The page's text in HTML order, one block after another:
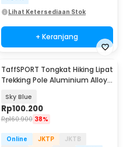
Lihat Ketersediaan Stok
+ Keranjang
TaffSPORT Tongkat Hiking Lipat
Trekking Pole Aluminium Alloy
Sky Blue
Rp100.200
Rp160.900 38%
Online JKTP
JKTB